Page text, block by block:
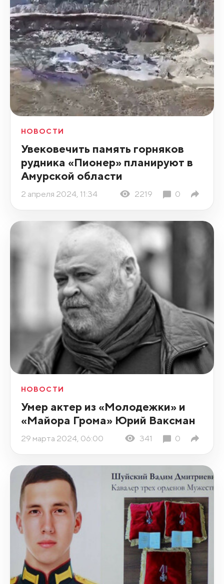
НОВОСТИ
Увековечить память горняков
рудника «Пионер» планируют в
Амурской области
2 апреля 2024, 11:34 2219 0
НОВОСТИ
Умер актер из «Молодежки» и
«Майора Грома» Юрий Ваксман
29 марта 2024, 06:00 341 0